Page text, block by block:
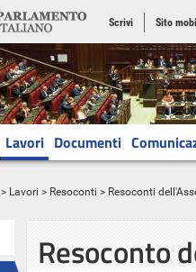
Scrivi Sito
Lavori Documenti
> Lavori > Resoconti > Resoconti
Resoconto